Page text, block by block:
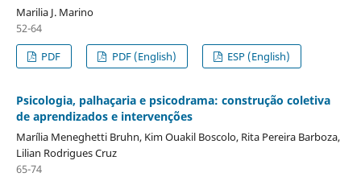
Marilia J. Marino
52-64
PDF
PDF (English) ESP (English)
Psicologia, palhaçaria e psicodrama: construção coletiva
de aprendizados e intervenções
Marília Meneghetti Bruhn, Kim Ouakil Boscolo, Rita Pereira Barboza,
Lilian Rodrigues Cruz
65-74